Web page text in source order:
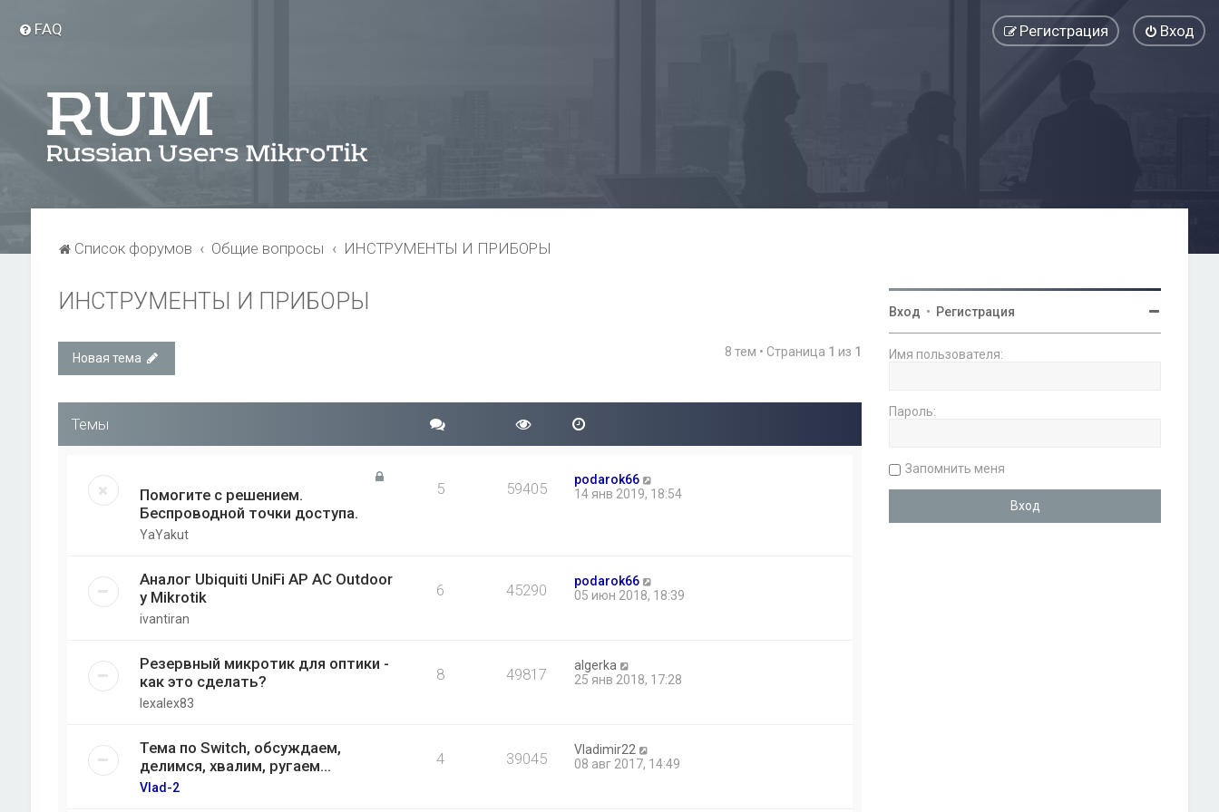
FAQ Вход
Регистрация
Список форумов Общие вопросы ИНСТРУМЕНТЫ И ПРИБОРЫ
ИНСТРУМЕНТЫ И ПРИБОРЫ
Новая тема 8 тем • Страница 1 из 1
Темы
Помогите с решением.
Беспроводной точки доступа.
YaYakut
5 59405
podarok66
14 янв 2019, 18:54
Аналог Ubiquiti UniFi AP AC Outdoor
у Mikrotik
ivantiran
6 45290
podarok66
05 июн 2018, 18:39
Резервный микротик для оптики -
как это сделать?
lexalex83
8 49817
algerka
25 янв 2018, 17:28
Тема по Switch, обсуждаем,
делимся, хвалим, ругаем...
Vlad-2
4 39045
Vladimir22
08 авг 2017, 14:49
Вход • Регистрация
Имя пользователя:
Пароль:
Запомнить меня